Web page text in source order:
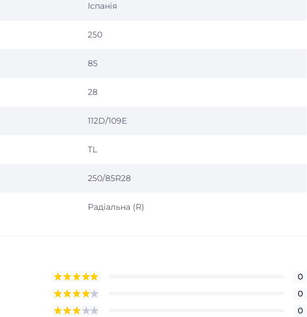
Іспанія
250
85
28
112D/109E
TL
250/85R28
Радіальна (R)
0
0
0